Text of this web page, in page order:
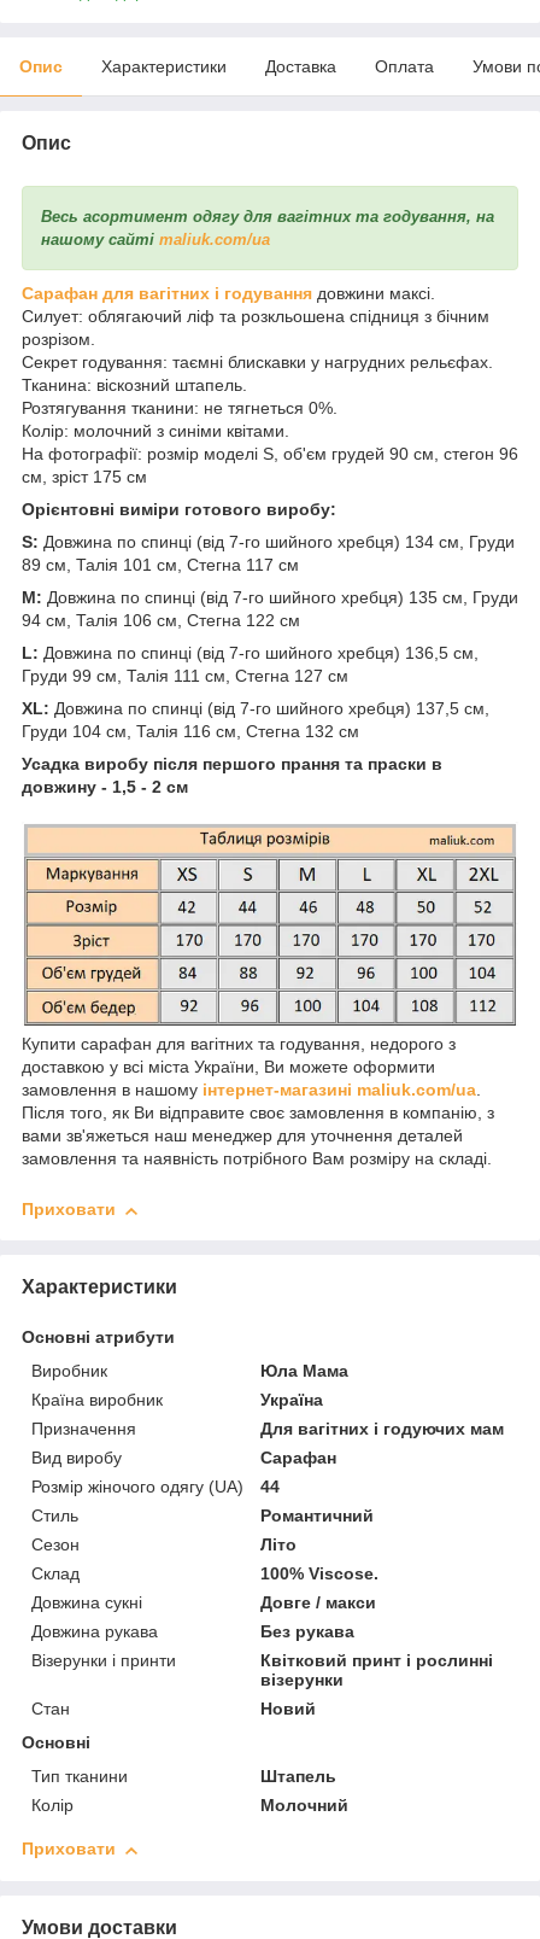
Опис Характеристики Доставка Оплата Умови
Опис
Весь асортимент одягу для вагітних та годування, на
нашому сайті maliuk.com/ua
Сарафан для вагітних і годування довжини максі.
Силует: облягаючий ліф та розкльошена спідниця з бічним
розрізом.
Секрет годування: таємні блискавки у нагрудних рельєфах.
Тканина: віскозний штапель.
Розтягування тканини: не тягнеться 0%.
Колір: молочний з синіми квітами.
На фотографії: розмір моделі S, об'єм грудей 90 см, стегон 96
см, зріст 175 см
Орієнтовні виміри готового виробу:
S: Довжина по спинці (від 7-го шийного хребця) 134 см, Груди
89 см, Талія 101 см, Стегна 117 см
М: Довжина по спинці (від 7-го шийного хребця) 135 см, Груди
94 см, Талія 106 см, Стегна 122 см
L: Довжина по спинці (від 7-го шийного хребця) 136,5 см,
Груди 99 см, Талія 111 см, Стегна 127 см
XL: Довжина по спинці (від 7-го шийного хребця) 137,5 см,
Груди 104 см, Талія 116 см, Стегна 132 см
Усадка виробу після першого прання та праски в
довжину - 1,5 - 2 см
Купити сарафан для вагітних та годування, недорого з
доставкою у всі міста України, Ви можете оформити
замовлення в нашому інтернет-магазині maliuk.com/ua.
Після того, як Ви відправите своє замовлення в компанію, з
вами зв'яжеться наш менеджер для уточнення деталей
замовлення та наявність потрібного Вам розміру на складі.
Приховати
Характеристики
Основні атрибути
Виробник
Юла Мама
Країна виробник
Україна
Призначення
Для вагітних і годуючих мам
Вид виробу
Сарафан
Розмір жіночого одягу (UA)
44
Стиль
Романтичний
Сезон
Літо
Склад
100% Viscose.
Довжина сукні
Довге / макси
Довжина рукава
Без рукава
Візерунки і принти
Квітковий принт і рослинні
візерунки
Стан
Новий
Основні
Тип тканини
Штапель
Колір
Молочний
Приховати
Умови доставки